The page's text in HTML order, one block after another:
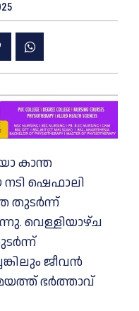
കാന്ത
ഷെഫാലി
തുടർന്ന്
വെള്ളിയാഴ്ച
ജീവൻ
ഭർത്താവ്